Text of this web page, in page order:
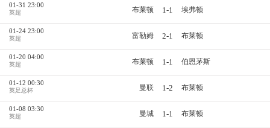
01-31 23:00
英超 布莱顿 1-1 埃弗顿
01-24 23:00
英超 富勒姆 2-1 布莱顿
01-20 04:00
英超 布莱顿 1-1 伯恩茅斯
01-12 00:30
英足总杯 曼联 1-2 布莱顿
01-08 03:30
英超 曼城 1-1 布莱顿